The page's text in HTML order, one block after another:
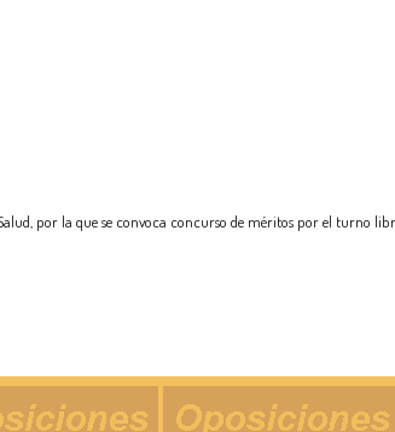
por la que se convoca concurso de méritos por el turno